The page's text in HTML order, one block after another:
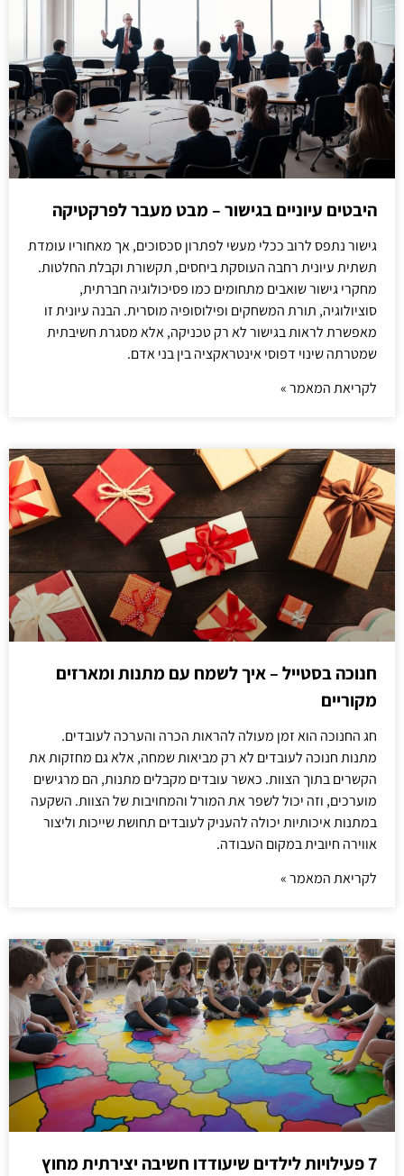
היבטים עיוניים בגישור – מבט מעבר לפרקטיקה
גישור נתפס לרוב ככלי מעשי לפתרון סכסוכים, אך מאחוריו עומדת
תשתית עיונית רחבה העוסקת ביחסים, תקשורת וקבלת החלטות.
מחקרי גישור שואבים מתחומים כמו פסיכולוגיה חברתית,
סוציולוגיה, תורת המשחקים ופילוסופיה מוסרית. הבנה עיונית זו
מאפשרת לראות בגישור לא רק טכניקה, אלא מסגרת חשיבתית
שמטרתה שינוי דפוסי אינטראקציה בין בני אדם.
לקריאת המאמר »
חנוכה בסטייל – איך לשמח עם מתנות ומארזים
מקוריים
חג החנוכה הוא זמן מעולה להראות הכרה והערכה לעובדים.
מתנות חנוכה לעובדים לא רק מביאות שמחה, אלא גם מחזקות את
הקשרים בתוך הצוות. כאשר עובדים מקבלים מתנות, הם מרגישים
מוערכים, וזה יכול לשפר את המורל והמחויבות של הצוות. השקעה
במתנות איכותיות יכולה להעניק לעובדים תחושת שייכות וליצור
אווירה חיובית במקום העבודה.
לקריאת המאמר »
7 פעילויות לילדים שיעודדו חשיבה יצירתית מחוץ